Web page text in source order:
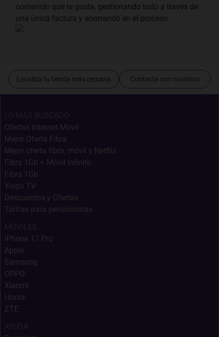
contenido que te gusta, gestionando todo a través de
una única factura y ahorrando en el proceso.
Localiza tu tienda más cercana Contacta con nosotros
Ofertas Internet Móvil
Mejor Oferta Fibra
Mejor oferta fibra, móvil y Netflix
Fibra 1Gb + Móvil Infinito
Fibra 1Gb
Yoigo TV
Descuentos y Ofertas
Tarifas para pensionistas
iPhone 17 Pro
Apple
Samsung
OPPO
Xiaomi
Honor
ZTE